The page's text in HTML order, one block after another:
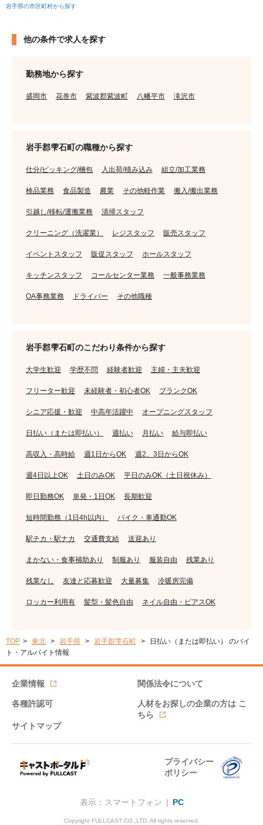
岩手県の市区町村から探す
他の条件で求人を探す
勤務地から探す
盛岡市 花巻市 紫波郡紫波町 八幡平市 滝沢市
岩手郡雫石町の職種から探す
仕分/ピッキング/梱包 入出荷/積み込み 組立/加工業務
検品業務 食品製造 農業 その他軽作業 搬入/搬出業務
引越し/移転/運搬業務 清掃スタッフ
クリーニング（洗濯業） レジスタッフ 販売スタッフ
イベントスタッフ 販促スタッフ ホールスタッフ
キッチンスタッフ コールセンター業務 一般事務業務
OA事務業務 ドライバー その他職種
岩手郡雫石町のこだわり条件から探す
大学生歓迎 学歴不問 経験者歓迎 主婦・主夫歓迎
フリーター歓迎 未経験者・初心者OK ブランクOK
シニア応援・歓迎 中高年活躍中 オープニングスタッフ
日払い（または即払い） 週払い 月払い 給与即払い
高収入・高時給 週1日からOK 週2、3日からOK
週4日以上OK 土日のみOK 平日のみOK（土日祝休み）
即日勤務OK 単発・1日OK 長期歓迎
短時間勤務（1日4h以内） バイク・車通勤OK
駅チカ・駅ナカ 交通費支給 送迎あり
まかない・食事補助あり 制服あり 服装自由 残業あり
残業なし 友達と応募歓迎 大量募集 冷暖房完備
ロッカー利用有 髪型・髪色自由 ネイル自由・ピアスOK
TOP 東北 岩手県 岩手郡雫石町
日払い（または即払い） のバイ
ト・アルバイト情報
企業情報 関係法令について
各種許認可 人材をお探しの企業の方は こ
ちら
サイトマップ
プライバシー
ポリシー
表示：スマートフォン | PC
Copyright FULLCAST CO.,LTD. All rights reserved.